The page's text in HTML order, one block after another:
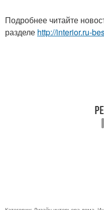
Подробнее читайте
разделе http://interior.ru-